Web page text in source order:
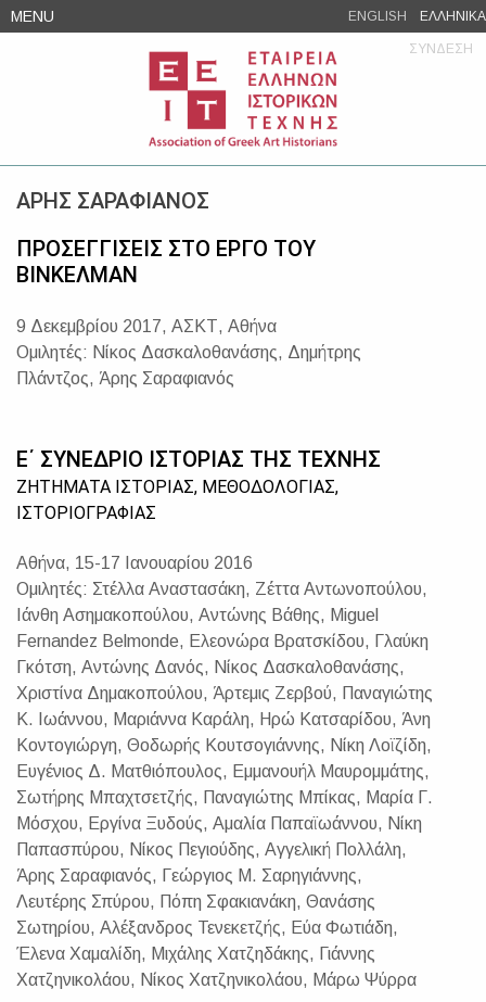
Skip
to
MENU ENGLISH ΕΛΛΗΝΙΚΑ
ΣΥΝΔΕΣΗ
ΑΡΗΣ ΣΑΡΑΦΙΑΝΟΣ
ΠΡΟΣΕΓΓΙΣΕΙΣ ΣΤΟ ΕΡΓΟ ΤΟΥ
ΒΙΝΚΕΛΜΑΝ
9 Δεκεμβρίου 2017, ΑΣΚΤ, Αθήνα
Ομιλητές: Νίκος Δασκαλοθανάσης, Δημήτρης
Πλάντζος, Άρης Σαραφιανός
Ε΄ ΣΥΝΕΔΡΙΟ ΙΣΤΟΡΙΑΣ ΤΗΣ ΤΕΧΝΗΣ
ΖΗΤΗΜΑΤΑ ΙΣΤΟΡΙΑΣ, ΜΕΘΟΔΟΛΟΓΙΑΣ,
ΙΣΤΟΡΙΟΓΡΑΦΙΑΣ
Αθήνα, 15-17 Ιανουαρίου 2016
Ομιλητές: Στέλλα Αναστασάκη, Ζέττα Αντωνοπούλου,
Ιάνθη Ασημακοπούλου, Αντώνης Βάθης, Miguel
Fernandez Belmonde, Ελεονώρα Βρατσκίδου, Γλαύκη
Γκότση, Αντώνης Δανός, Νίκος Δασκαλοθανάσης,
Χριστίνα Δημακοπούλου, Άρτεμις Ζερβού, Παναγιώτης
Κ. Ιωάννου, Μαριάννα Καράλη, Ηρώ Κατσαρίδου, Άνη
Κοντογιώργη, Θοδωρής Κουτσογιάννης, Νίκη Λοϊζίδη,
Ευγένιος Δ. Ματθιόπουλος, Εμμανουήλ Μαυρομμάτης,
Σωτήρης Μπαχτσετζής, Παναγιώτης Μπίκας, Μαρία Γ.
Μόσχου, Εργίνα Ξυδούς, Αμαλία Παπαϊωάννου, Νίκη
Παπασπύρου, Νίκος Πεγιούδης, Αγγελική Πολλάλη,
Άρης Σαραφιανός, Γεώργιος Μ. Σαρηγιάννης,
Λευτέρης Σπύρου, Πόπη Σφακιανάκη, Θανάσης
Σωτηρίου, Αλέξανδρος Τενεκετζής, Εύα Φωτιάδη,
Έλενα Χαμαλίδη, Μιχάλης Χατζηδάκης, Γιάννης
Χατζηνικολάου, Νίκος Χατζηνικολάου, Μάρω Ψύρρα